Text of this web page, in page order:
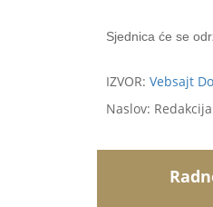
Sjednica će se
IZVOR: Vebsajt
Naslov: Redakcija